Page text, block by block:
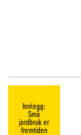
Innlegg:
Små
jordbruk er
fremtiden